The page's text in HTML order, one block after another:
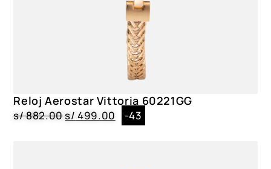
Reloj Aerostar Vittoria 60221GG
s/882.00s/ 499.00 -43